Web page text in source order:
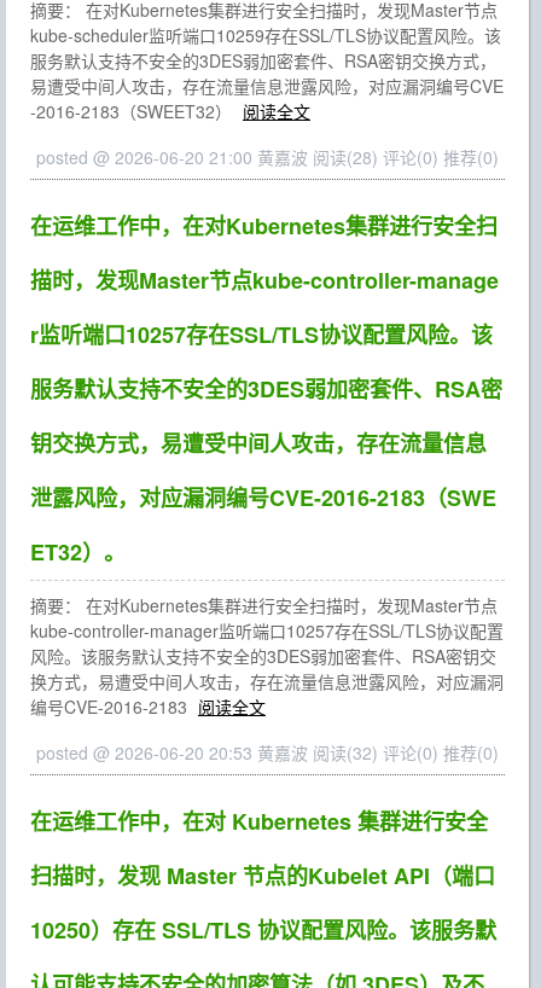
摘要： 在对Kubernetes集群进行安全扫描时，发现Master节点
kube-scheduler监听端口10259存在SSL/TLS协议配置风险。该
服务默认支持不安全的3DES弱加密套件、RSA密钥交换方式，
易遭受中间人攻击，存在流量信息泄露风险，对应漏洞编号CVE
-2016-2183（SWEET32）
阅读全文
posted @ 2026-06-20 21:00 黄嘉波 阅读(28) 评论(0) 推荐(0)
在运维工作中，在对Kubernetes集群进行安全扫
描时，发现Master节点kube-controller-manage
r监听端口10257存在SSL/TLS协议配置风险。该
服务默认支持不安全的3DES弱加密套件、RSA密
钥交换方式，易遭受中间人攻击，存在流量信息
泄露风险，对应漏洞编号CVE-2016-2183（SWE
ET32）。
摘要： 在对Kubernetes集群进行安全扫描时，发现Master节点
kube-controller-manager监听端口10257存在SSL/TLS协议配置
风险。该服务默认支持不安全的3DES弱加密套件、RSA密钥交
换方式，易遭受中间人攻击，存在流量信息泄露风险，对应漏洞
编号CVE-2016-2183 阅读全文
posted @ 2026-06-20 20:53 黄嘉波 阅读(32) 评论(0) 推荐(0)
在运维工作中，在对 Kubernetes 集群进行安全
扫描时，发现 Master 节点的Kubelet API（端口
10250）存在 SSL/TLS 协议配置风险。该服务默